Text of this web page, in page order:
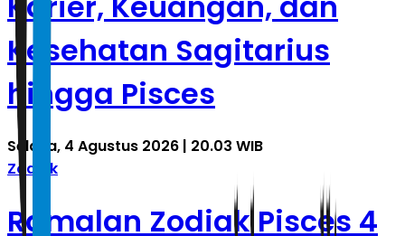
Kesehatan Sagitarius
hingga Pisces
Selasa, 4 Agustus 2026 | 20.03 WIB
Zodiak
Ramalan Zodiak Pisces 4